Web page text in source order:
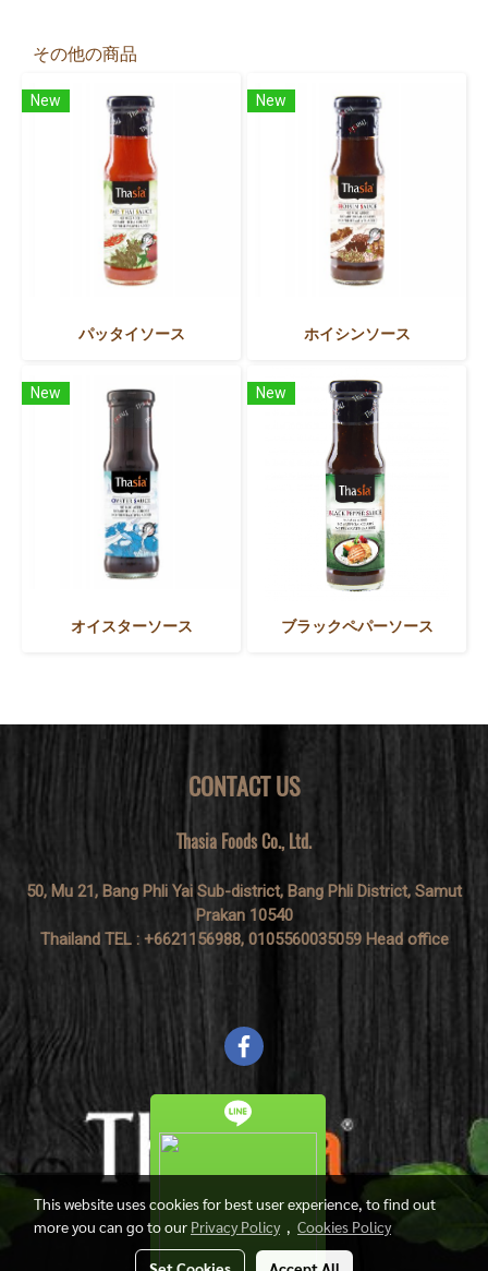
その他の商品
New
パッタイソース
New
ホイシンソース
New
オイスターソース
New
ブラックペパーソース
CONTACT US
Thasia Foods Co., Ltd.
50, Mu 21, Bang Phli Yai Sub-district, Bang Phli District, Samut
Prakan 10540
Thailand TEL : +6621156988, 0105560035059 Head office
This website uses cookies for best user experience, to find out
more you can go to our Privacy Policy, Cookies Policy